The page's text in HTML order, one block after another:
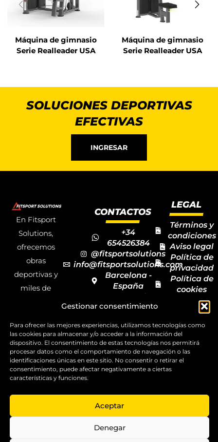
Gestionar consentimiento
Para ofrecer las mejores experiencias, utilizamos tecnologías como
las cookies para almacenar y/o acceder a la información del
dispositivo. El consentimiento de estas tecnologías nos permitirá
procesar datos como el comportamiento de navegación o las
identificaciones únicas en este sitio. No consentir o retirar el
consentimiento, puede afectar negativamente a ciertas
características y funciones.
Aceptar
Denegar
Máquina de gimnasio
Serie Realleader USA
Máquina de gimnasio
Serie Realleader USA
SOLUCIONES DEPORTIVAS
EFECTIVAS
INGRESAR
En Fitsport
Solutions,
ofrecemos
obras
deportivas y
miles de
deportivos
para todas las
disciplinas,
garantizando
la calidad y el
servicio.
Copyright ©
CONTACTOS
+34
654526384
@fitsportsolutions
info@fitsportsolutions.com
Barcelona -
España
Formulario
de contacto
LEGAL
Términos y
condiciones
Aviso legal
Política de
privacidad
Política de
cookies
Mapa del